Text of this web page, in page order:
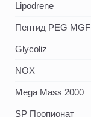
Lipodrene
Пептид PEG MGF
Glycoliz
NOX
Mega Mass 2000
SP Пропионат